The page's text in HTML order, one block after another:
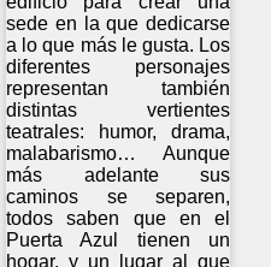
sede en la que dedicarse
a lo que más le gusta. Los
diferentes personajes
representan también
distintas vertientes
teatrales: humor, drama,
malabarismo… Aunque
más adelante sus
caminos se separen,
todos saben que en el
Puerta Azul tienen un
hogar, y un lugar al que